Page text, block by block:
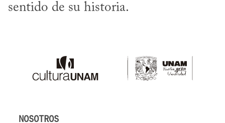
sentido de su historia.
NOSOTROS